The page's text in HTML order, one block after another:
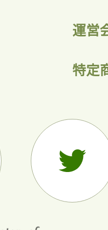
運営
特定